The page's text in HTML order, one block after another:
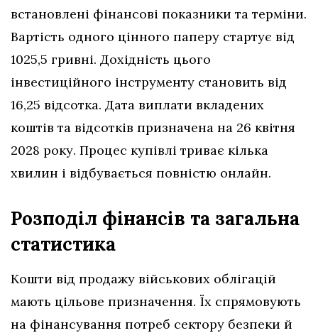
встановлені фінансові показники та терміни.
Вартість одного цінного паперу стартує від
1025,5 гривні. Дохідність цього
інвестиційного інструменту становить від
16,25 відсотка. Дата виплати вкладених
коштів та відсотків призначена на 26 квітня
2028 року. Процес купівлі триває кілька
хвилин і відбувається повністю онлайн.
Розподіл фінансів та загальна
статистика
Кошти від продажу військових облігацій
мають цільове призначення. Їх спрямовують
на фінансування потреб сектору безпеки й